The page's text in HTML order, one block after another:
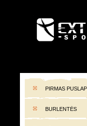
PIRMAS
BURLENTĖS